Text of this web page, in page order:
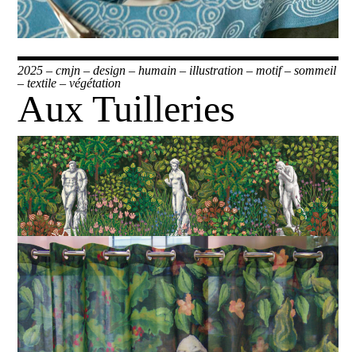
2025 –cmjn –design –humain – illustration –motif–sommeil
–textile –végétation
Aux Tuilleries